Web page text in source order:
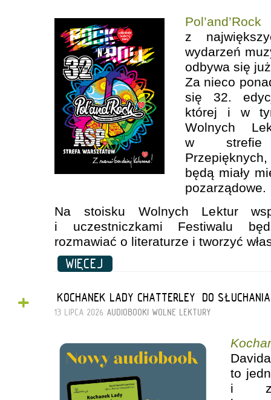
z
wydarzeń
odbywa się
Za nieco
się 32.
której i w
Wolnych
w strefie
będą miały
pozarządowe.
Na stoisku Wolnych Lektur
i uczestniczkami Festiwalu
rozmawiać o literaturze i tworzyć
WIĘCEJ
+ „KOCHANEK LADY CHATTERLEY” DO
13 LIPCA 2026 AUDIOBOOKI WOLNE LEKTURY
to
i